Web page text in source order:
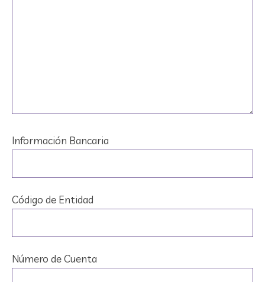
Información Bancaria
Código de Entidad
Número de Cuenta